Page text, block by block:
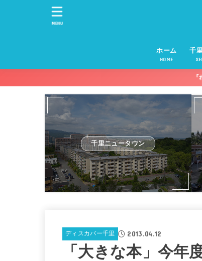
ホーム
HOME
千
MENU
千里ニュータウン
ディスカバー千里 2013.04.12
「大きな本」今年